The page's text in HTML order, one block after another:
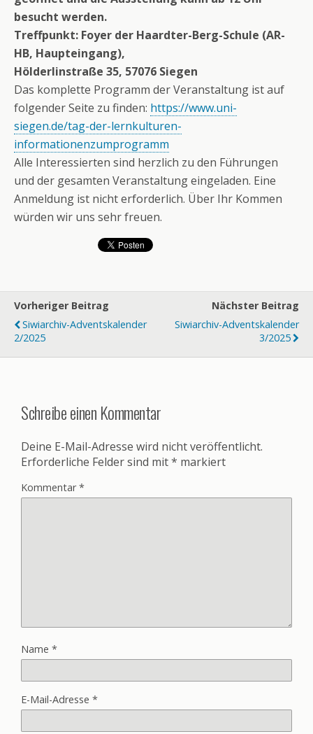
besucht werden.
Treffpunkt: Foyer der Haardter-Berg-Schule (AR-
HB, Haupteingang),
Hölderlinstraße 35, 57076 Siegen
Das komplette Programm der Veranstaltung ist auf
folgender Seite zu finden: https://www.uni-
siegen.de/tag-der-lernkulturen-
informationenzumprogramm
Alle Interessierten sind herzlich zu den Führungen
und der gesamten Veranstaltung eingeladen. Eine
Anmeldung ist nicht erforderlich. Über Ihr Kommen
würden wir uns sehr freuen.
Vorheriger Beitrag
Siwiarchiv-Adventskalender
2/2025
Nächster Beitrag
Siwiarchiv-Adventskalender
3/2025
Schreibe einen Kommentar
Deine E-Mail-Adresse wird nicht veröffentlicht.
Erforderliche Felder sind mit* markiert
Kommentar*
Name *
E-Mail-Adresse *